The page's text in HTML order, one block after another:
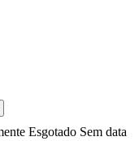
Esgotado Sem data